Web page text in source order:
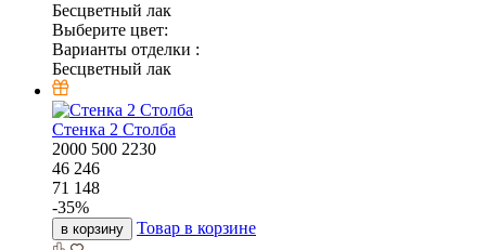
Бесцветный лак
Выберите цвет:
Варианты отделки :
Бесцветный лак
Стенка 2 Столба
2000 500 2230
46 246
71 148
-35%
в корзину Товар в корзине